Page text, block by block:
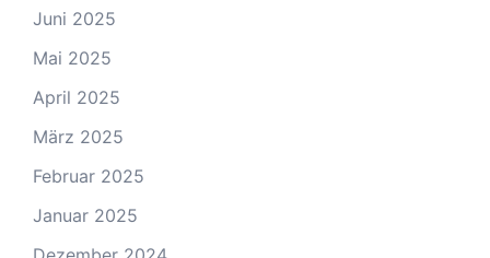
Juni 2025
Mai 2025
April 2025
März 2025
Februar 2025
Januar 2025